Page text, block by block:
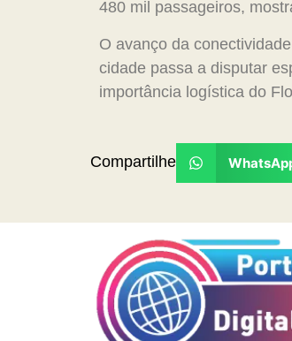
480 mil passageiros,
O avanço da
cidade passa a disputar
importância logística do
Compartilhe